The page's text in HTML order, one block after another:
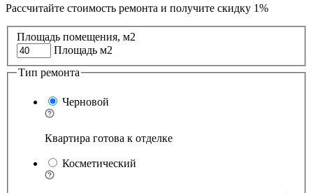
Рассчитайте стоимость ремонта и получите скидку 1%
Площадь помещения, м2
Площадь м2
Тип ремонта
Черновой
Квартира готова к отделке
Косметический